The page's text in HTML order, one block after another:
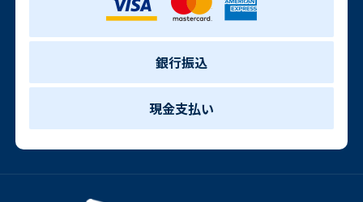
銀行振込
現金支払い